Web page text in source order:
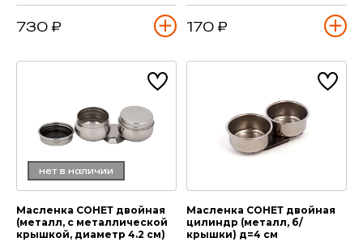
730 ₽ 170 ₽
нет в наличии
Масленка СОНЕТ двойная
(металл, с металлической
крышкой, диаметр 4.2 см)
Масленка СОНЕТ двойная
цилиндр (металл, б/
крышки) д=4 см